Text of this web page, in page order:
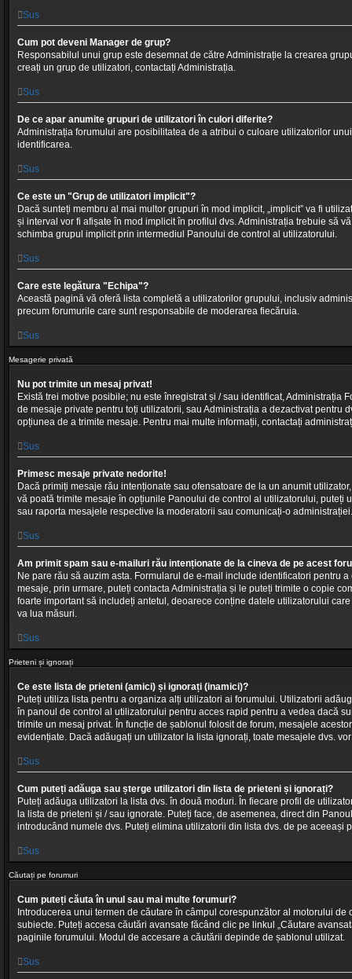
Sus
Cum pot deveni Manager de grup?
Responsabilul unui grup este desemnat de către Administrație la crearea
creați un grup de utilizatori, contactați Administrația.
Sus
De ce apar anumite grupuri de utilizatori în culori diferite?
Administrația forumului are posibilitatea de a atribui o culoare utilizatorilor
identificarea.
Sus
Ce este un "Grup de utilizatori implicit"?
Dacă sunteți membru al mai multor grupuri în mod implicit, „implicit” va fi
și interval vor fi afișate în mod implicit în profilul dvs. Administrația trebuie să
schimba grupul implicit prin intermediul Panoului de control al utilizatorului.
Sus
Care este legătura "Echipa"?
Această pagină vă oferă lista completă a utilizatorilor grupului, inclusiv
precum forumurile care sunt responsabile de moderarea fiecăruia.
Sus
Mesagerie privată
Nu pot trimite un mesaj privat!
Există trei motive posibile; nu este înregistrat și / sau identificat, Administrația
de mesaje private pentru toți utilizatorii, sau Administrația a dezactivat pentru
opțiunea de a trimite mesaje. Pentru mai multe informații, contactați
Sus
Primesc mesaje private nedorite!
Dacă primiți mesaje rău intenționate sau ofensatoare de la un anumit
vă poată trimite mesaje în opțiunile Panoului de control al utilizatorului, puteți
sau raporta mesajele respective la moderatorii sau comunicați-o administrației.
Sus
Am primit spam sau e-mailuri rău intenționate de la cineva de pe acest
Ne pare rău să auzim asta. Formularul de e-mail include identificatori pentru
mesaje, prin urmare, puteți contacta Administrația și le puteți trimite o copie
foarte important să includeți antetul, deoarece conține datele utilizatorului
va lua măsuri.
Sus
Prieteni și ignorați
Ce este lista de prieteni (amici) și ignorați (inamici)?
Puteți utiliza lista pentru a organiza alți utilizatori ai forumului. Utilizatorii
în panoul de control al utilizatorului pentru acces rapid pentru a vedea dacă
trimite un mesaj privat. În funcție de șablonul folosit de forum, mesajele
evidențiate. Dacă adăugați un utilizator la lista ignorați, toate mesajele dvs.
Sus
Cum puteți adăuga sau șterge utilizatori din lista de prieteni și ignorați?
Puteți adăuga utilizatori la lista dvs. în două moduri. În fiecare profil de
la lista de prieteni și / sau ignorate. Puteți face, de asemenea, direct din
introducând numele dvs. Puteți elimina utilizatorii din lista dvs. de pe aceeași
Sus
Căutați pe forumuri
Cum puteți căuta în unul sau mai multe forumuri?
Introducerea unui termen de căutare în câmpul corespunzător al motorului de
subiecte. Puteți accesa căutări avansate făcând clic pe linkul „Căutare
paginile forumului. Modul de accesare a căutării depinde de șablonul utilizat.
Sus